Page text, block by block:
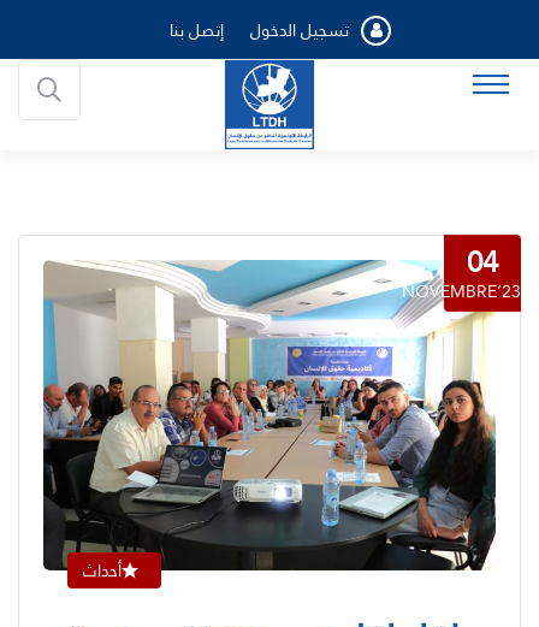
تسجيل الدخول إتصل بنا
04
NOVEMBRE’23
أحداث